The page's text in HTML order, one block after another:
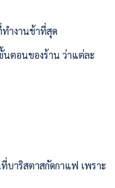
ำงานช้าที่สุด
นตอนของร้าน ว่าแต่ละ
บาริสตาสกัดกาแฟ เพราะ